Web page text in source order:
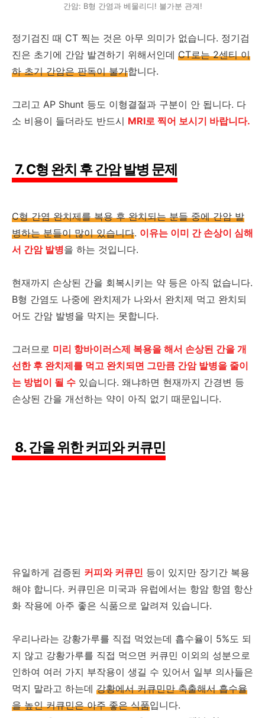
간암: B형 간염과 베물리디! 불가분 관계!
정기검진 때 CT 찍는 것은 아무 의미가 없습니다. 정기검
진은 초기에 간암 발견하기 위해서인데 CT로는 2센티 이
하 초기 간암은 판독이 불가합니다.
그리고 AP Shunt 등도 이형결절과 구분이 안 됩니다. 다
소 비용이 들더라도 반드시 MRI로 찍어 보시기 바랍니다.
7. C형 완치 후 간암 발병 문제
C형 간염 완치제를 복용 후 완치되는 분들 중에 간암 발
병하는 분들이 많이 있습니다. 이유는 이미 간 손상이 심해
서 간암 발병을 하는 것입니다.
현재까지 손상된 간을 회복시키는 약 등은 아직 없습니다.
B형 간염도 나중에 완치제가 나와서 완치제 먹고 완치되
어도 간암 발병을 막지는 못합니다.
그러므로 미리 항바이러스제 복용을 해서 손상된 간을 개
선한 후 완치제를 먹고 완치되면 그만큼 간암 발병을 줄이
는 방법이 될 수 있습니다. 왜냐하면 현재까지 간경변 등
손상된 간을 개선하는 약이 아직 없기 때문입니다.
8. 간을 위한 커피와 커큐민
유일하게 검증된 커피와 커큐민 등이 있지만 장기간 복용
해야 합니다. 커큐민은 미국과 유럽에서는 항암 항염 항산
화 작용에 아주 좋은 식품으로 알려져 있습니다.
우리나라는 강황가루를 직접 먹었는데 흡수율이 5%도 되
지 않고 강황가루를 직접 먹으면 커큐민 이외의 성분으로
인하여 여러 가지 부작용이 생길 수 있어서 일부 의사들은
먹지 말라고 하는데 강황에서 커큐민만 축출해서 흡수율
을 높인 커큐민은 아주 좋은 식품입니다.